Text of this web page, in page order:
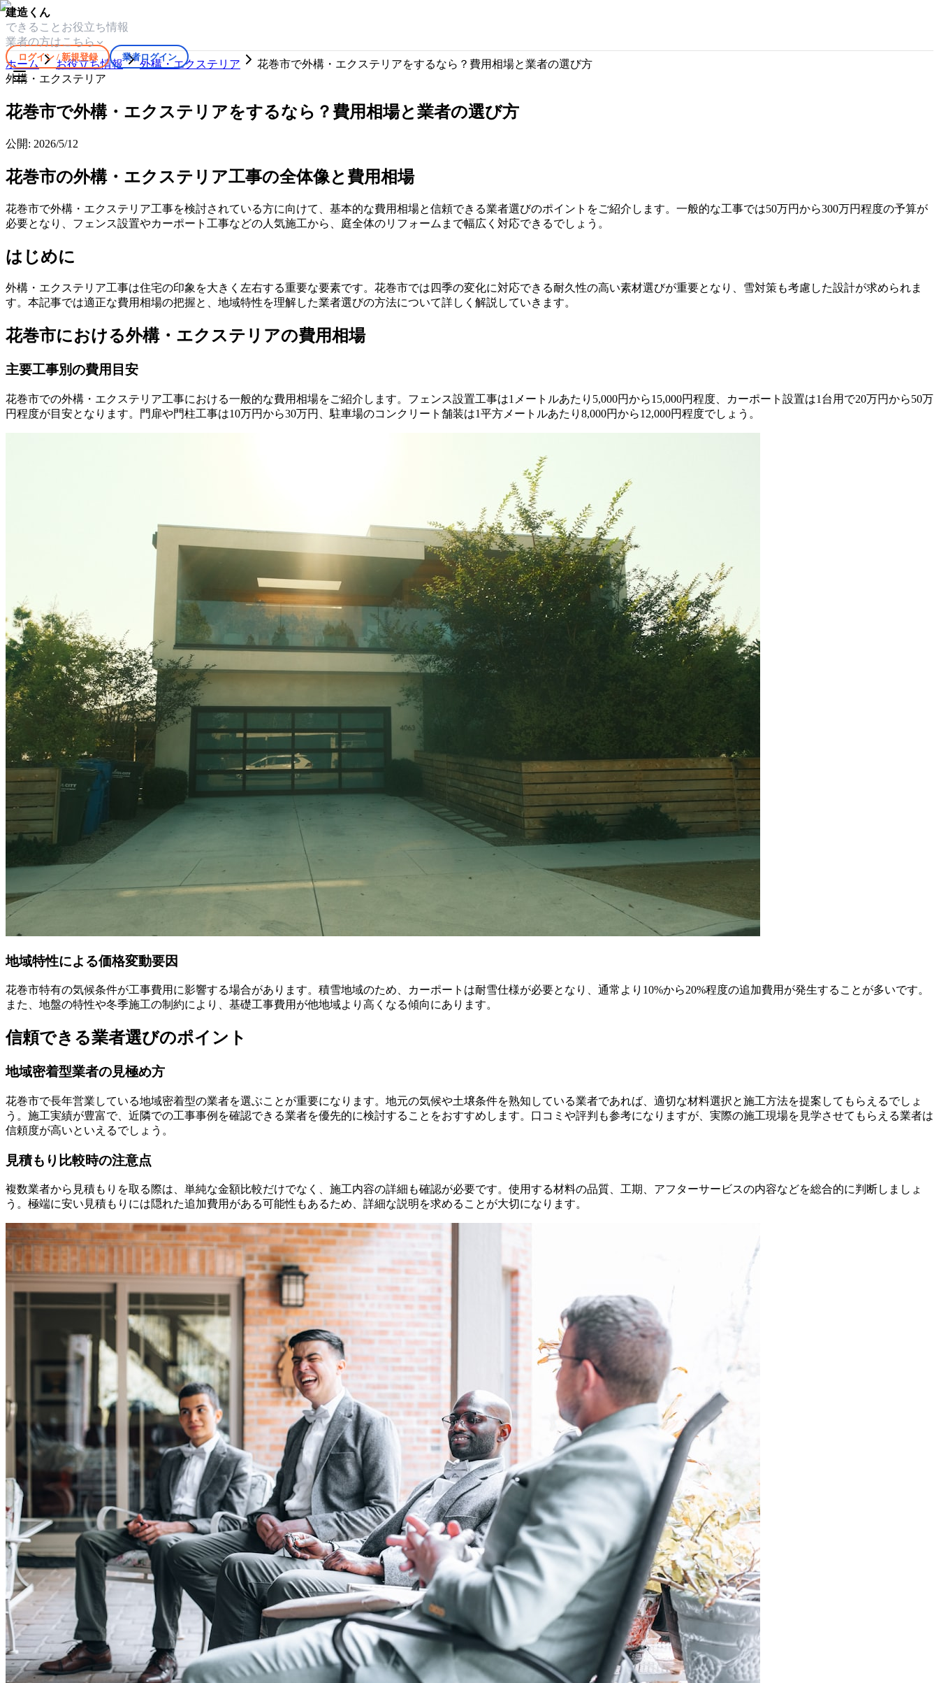
建造くん
できること お役立ち情報
業者の方はこちら
ログイン / 新規登録 業者ログイン
ホーム お役立ち情報 外構・エクステリア
花巻市で外構・エクステリアをするなら？費用相場と業者の選び方
外構・エクステリア
花巻市で外構・エクステリアをするなら？費用相場と業者の選び方
公開: 2026/5/12
花巻市の外構・エクステリア工事の全体像と費用相場
花巻市で外構・エクステリア工事を検討されている方に向けて、基本的な費用相場と信頼できる業者選びのポイントをご紹介します。一般的な工事では50万円から300万円程度の予算が
必要となり、フェンス設置やカーポート工事などの人気施工から、庭全体のリフォームまで幅広く対応できるでしょう。
はじめに
外構・エクステリア工事は住宅の印象を大きく左右する重要な要素です。花巻市では四季の変化に対応できる耐久性の高い素材選びが重要となり、雪対策も考慮した設計が求められま
す。本記事では適正な費用相場の把握と、地域特性を理解した業者選びの方法について詳しく解説していきます。
花巻市における外構・エクステリアの費用相場
主要工事別の費用目安
花巻市での外構・エクステリア工事における一般的な費用相場をご紹介します。フェンス設置工事は1メートルあたり5,000円から15,000円程度、カーポート設置は1台用で20万円から50万
円程度が目安となります。門扉や門柱工事は10万円から30万円、駐車場のコンクリート舗装は1平方メートルあたり8,000円から12,000円程度でしょう。
地域特性による価格変動要因
花巻市特有の気候条件が工事費用に影響する場合があります。積雪地域のため、カーポートは耐雪仕様が必要となり、通常より10%から20%程度の追加費用が発生することが多いです。
また、地盤の特性や冬季施工の制約により、基礎工事費用が他地域より高くなる傾向にあります。
信頼できる業者選びのポイント
地域密着型業者の見極め方
花巻市で長年営業している地域密着型の業者を選ぶことが重要になります。地元の気候や土壌条件を熟知している業者であれば、適切な材料選択と施工方法を提案してもらえるでしょ
う。施工実績が豊富で、近隣での工事事例を確認できる業者を優先的に検討することをおすすめします。口コミや評判も参考になりますが、実際の施工現場を見学させてもらえる業者は
信頼度が高いといえるでしょう。
見積もり比較時の注意点
複数業者から見積もりを取る際は、単純な金額比較だけでなく、施工内容の詳細も確認が必要です。使用する材料の品質、工期、アフターサービスの内容などを総合的に判断しましょ
う。極端に安い見積もりには隠れた追加費用がある可能性もあるため、詳細な説明を求めることが大切になります。